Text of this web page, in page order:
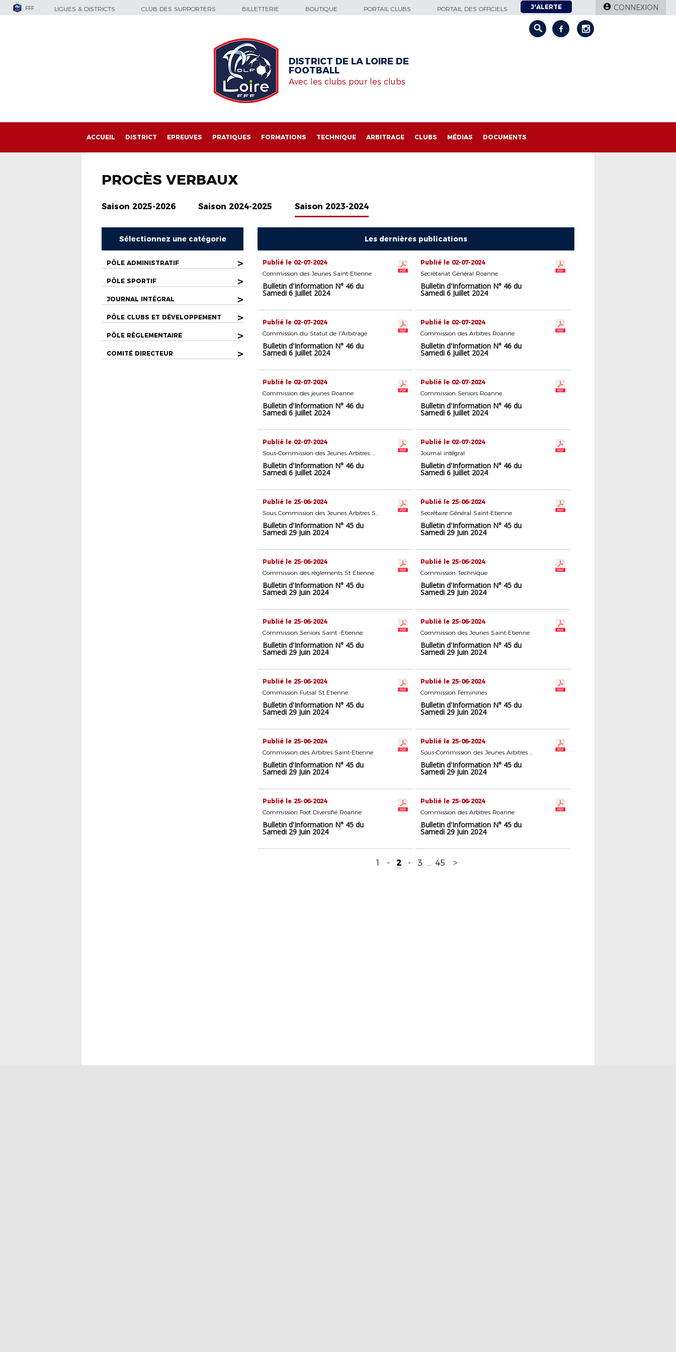
FFF LIGUES & DISTRICTS CLUB DES SUPPORTERS BILLETTERIE BOUTIQUE PORTAIL CLUBS PORTAIL DES OFFICIELS J'ALERTE CONNEXION
DISTRICT DE LA LOIRE DE
FOOTBALL
Avec les clubs pour les clubs
ACCUEIL DISTRICT EPREUVES PRATIQUES FORMATIONS TECHNIQUE ARBITRAGE CLUBS MÉDIAS DOCUMENTS
PROCÈS VERBAUX
Saison 2025-2026 Saison 2024-2025 Saison 2023-2024
Sélectionnez une catégorie
PÔLE ADMINISTRATIF >
PÔLE SPORTIF >
JOURNAL INTÉGRAL >
PÔLE CLUBS ET DÉVELOPPEMENT >
PÔLE RÈGLEMENTAIRE >
COMITÉ DIRECTEUR >
Les dernières publications
Publié le 02-07-2024
Commission des Jeunes Saint-Etienne
Bulletin d'Information N° 46 du
Samedi 6 Juillet 2024
Publié le 02-07-2024
Secrétariat Général Roanne
Bulletin d'Information N° 46 du
Samedi 6 Juillet 2024
Publié le 02-07-2024
Commission du Statut de l'Arbitrage
Bulletin d'Information N° 46 du
Samedi 6 Juillet 2024
Publié le 02-07-2024
Commission des Arbitres Roanne
Bulletin d'Information N° 46 du
Samedi 6 Juillet 2024
Publié le 02-07-2024
Commission des jeunes Roanne
Bulletin d'Information N° 46 du
Samedi 6 Juillet 2024
Publié le 02-07-2024
Commission Seniors Roanne
Bulletin d'Information N° 46 du
Samedi 6 Juillet 2024
Publié le 02-07-2024
Sous-Commission des Jeunes Arbitres Roanne
Bulletin d'Information N° 46 du
Samedi 6 Juillet 2024
Publié le 02-07-2024
Journal intégral
Bulletin d'Information N° 46 du
Samedi 6 Juillet 2024
Publié le 25-06-2024
Sous Commission des Jeunes Arbitres Saint-Etienne
Bulletin d'Information N° 45 du
Samedi 29 Juin 2024
Publié le 25-06-2024
Secrétaire Général Saint-Etienne
Bulletin d'Information N° 45 du
Samedi 29 Juin 2024
Publié le 25-06-2024
Commission des règlements St Etienne
Bulletin d'Information N° 45 du
Samedi 29 Juin 2024
Publié le 25-06-2024
Commission Technique
Bulletin d'Information N° 45 du
Samedi 29 Juin 2024
Publié le 25-06-2024
Commission Seniors Saint -Etienne
Bulletin d'Information N° 45 du
Samedi 29 Juin 2024
Publié le 25-06-2024
Commission des Jeunes Saint-Etienne
Bulletin d'Information N° 45 du
Samedi 29 Juin 2024
Publié le 25-06-2024
Commission Futsal St Etienne
Bulletin d'Information N° 45 du
Samedi 29 Juin 2024
Publié le 25-06-2024
Commission Féminines
Bulletin d'Information N° 45 du
Samedi 29 Juin 2024
Publié le 25-06-2024
Commission des Arbitres Saint-Etienne
Bulletin d'Information N° 45 du
Samedi 29 Juin 2024
Publié le 25-06-2024
Sous-Commission des Jeunes Arbitres Roanne
Bulletin d'Information N° 45 du
Samedi 29 Juin 2024
Publié le 25-06-2024
Commission Foot Diversifié Roanne
Bulletin d'Information N° 45 du
Samedi 29 Juin 2024
Publié le 25-06-2024
Commission des Arbitres Roanne
Bulletin d'Information N° 45 du
Samedi 29 Juin 2024
1 - 2 - 3 ... 45 >